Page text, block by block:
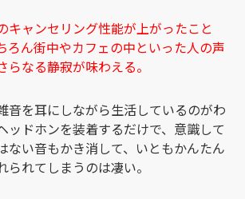
キャンセリング性能が上がったこと
ろん街中やカフェの中といった人の声
なる静寂が味わえる。
音を耳にしながら生活しているのがわ
ッドホンを装着するだけで、意識して
ない音もかき消して、いともかんたん
られてしまうのは凄い。